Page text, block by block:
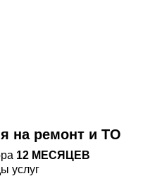
на ремонт и ТО
12 МЕСЯЦЕВ
услуг